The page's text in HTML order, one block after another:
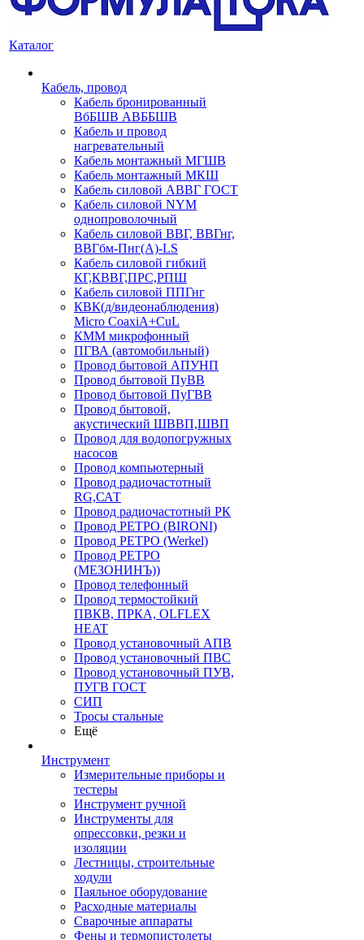
Каталог
Кабель, провод
Кабель бронированный
ВбБШВ АВББШВ
Кабель и провод
нагревательный
Кабель монтажный МГШВ
Кабель монтажный МКШ
Кабель силовой АВВГ ГОСТ
Кабель силовой NYM
однопроволочный
Кабель силовой ВВГ, ВВГнг,
ВВГбм-Пнг(А)-LS
Кабель силовой гибкий
КГ,КВВГ,ПРС,РПШ
Кабель силовой ППГнг
КВК(д/видеонаблюдения)
Micro CoaxiA+CuL
КММ микрофонный
ПГВА (автомобильный)
Провод бытовой АПУНП
Провод бытовой ПуВВ
Провод бытовой ПуГВВ
Провод бытовой,
акустический ШВВП,ШВП
Провод для водопогружных
насосов
Провод компьютерный
Провод радиочастотный
RG,САТ
Провод радиочастотный РК
Провод РЕТРО (BIRONI)
Провод РЕТРО (Werkel)
Провод РЕТРО
(МЕЗОНИНЪ))
Провод телефонный
Провод термостойкий
ПВКВ, ПРКА, OLFLEX
HEAT
Провод установочный АПВ
Провод установочный ПВС
Провод установочный ПУВ,
ПУГВ ГОСТ
СИП
Тросы стальные
Ещё
Инструмент
Измерительные приборы и
тестеры
Инструмент ручной
Инструменты для
опрессовки, резки и
изоляции
Лестницы, строительные
ходули
Паяльное оборудование
Расходные материалы
Сварочные аппараты
Фены и термопистолеты